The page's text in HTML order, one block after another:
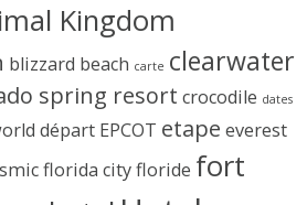
Kingdom
blizzard beach carte clearwater
spring resort crocodile dates
départ EPCOT etape everest
florida cityfloride fort